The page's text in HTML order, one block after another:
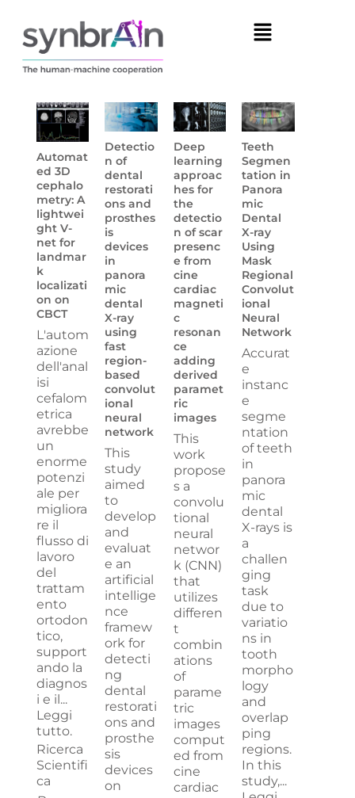
Automat
ed 3D
cephalo
metry: A
lightwei
ght V-
net for
landmar
k
localizati
on on
CBCT
L'autom
azione
dell'anal
isi
cefalom
etrica
avrebbe
un
enorme
potenzi
ale per
migliora
re il
flusso di
lavoro
del
trattam
ento
ortodon
tico,
support
ando la
diagnos
i e il...
Leggi
tutto.
Ricerca
Scientifi
ca
Detectio
n of
dental
restorati
ons and
prosthes
is
devices
in
panora
mic
dental
X-ray
using
fast
region-
based
convolut
ional
neural
network
This
study
aimed
to
develop
and
evaluat
e an
artificial
intellige
nce
framew
ork for
detecti
ng
dental
restorati
ons and
prosthe
sis
devices
on
Deep
learning
approac
hes for
the
detectio
n of scar
presenc
e from
cine
cardiac
magneti
c
resonan
ce
adding
derived
paramet
ric
images
This
work
propose
s a
convolu
tional
neural
networ
k (CNN)
that
utilizes
differen
t
combin
ations
of
parame
tric
images
comput
ed from
cine
cardiac
Teeth
Segmen
tation in
Panora
mic
Dental
X-ray
Using
Mask
Regional
Convolut
ional
Neural
Network
Accurat
e
instanc
e
segme
ntation
of teeth
in
panora
mic
dental
X-rays is
a
challen
ging
task
due to
variatio
ns in
tooth
morpho
logy
and
overlap
ping
regions.
In this
study,...